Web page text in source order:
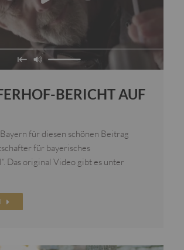
BERICHT AUF
für diesen schönen Beitrag
für bayerisches
Das original Video gibt es unter